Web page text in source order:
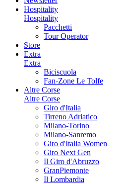
Hospitality
Hospitality
Pacchetti
Tour Operator
Store
Extra
Extra
Biciscuola
Fan-Zone Le Tolfe
Altre Corse
Altre Corse
Giro d'Italia
Tirreno Adriatico
Milano-Torino
Milano-Sanremo
Giro d'Italia Women
Giro Next Gen
Il Giro d'Abruzzo
GranPiemonte
Il Lombardia